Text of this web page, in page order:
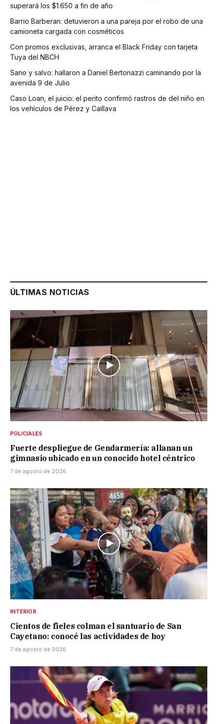
superará los $1.650 a fin de año
Barrio Barberan: detuvieron a una pareja por el robo de una
camioneta cargada con cosméticos
Con promos exclusivas, arranca el Black Friday con tarjeta
Tuya del NBCH
Sano y salvo: hallaron a Daniel Bertonazzi caminando por la
avenida 9 de Julio
Caso Loan, el juicio: el perito confirmó rastros de del niño en
los vehículos de Pérez y Caillava
ÚLTIMAS NOTICIAS
POLICIALES
Fuerte despliegue de Gendarmería: allanan un
gimnasio ubicado en un conocido hotel céntrico
7 de agosto de 2026
INTERIOR
Cientos de fieles colman el santuario de San
Cayetano: conocé las actividades de hoy
7 de agosto de 2026